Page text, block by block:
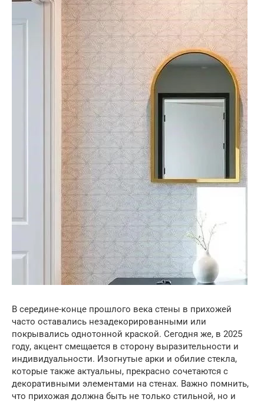
В середине-конце прошлого века стены в прихожей
часто оставались незадекорированными или
покрывались однотонной краской. Сегодня же, в 2025
году, акцент смещается в сторону выразительности и
индивидуальности. Изогнутые арки и обилие стекла,
которые также актуальны, прекрасно сочетаются с
декоративными элементами на стенах. Важно помнить,
что прихожая должна быть не только стильной, но и